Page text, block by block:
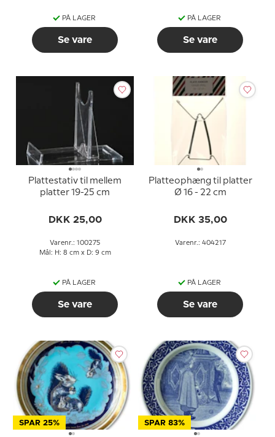
PÅ LAGER
Se vare
PÅ LAGER
Se vare
Plattestativ til mellem
platter 19-25 cm
DKK 25,00
Varenr.: 100275
Mål: H: 8 cm x D: 9 cm
PÅ LAGER
Se vare
Platteophæng til platter
Ø 16 - 22 cm
DKK 35,00
Varenr.: 404217
PÅ LAGER
Se vare
SPAR 25% SPAR 83%